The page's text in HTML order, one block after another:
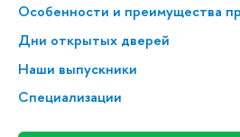
Особенности и преимущества
Дни открытых дверей
Наши выпускники
Специализации